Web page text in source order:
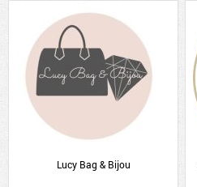
Lucy Bag & Bijou